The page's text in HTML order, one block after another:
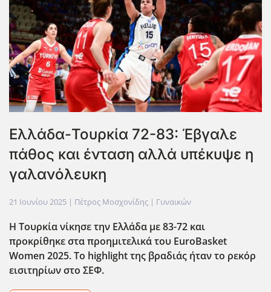
Ελλάδα-Τουρκία 72-83: Έβγαλε
πάθος και ένταση αλλά υπέκυψε η
γαλανόλευκη
21 Ιουνίου 2025 | Πέτρος Μοσχονίδης | Γυναικών
Η Τουρκία νίκησε την Ελλάδα με 83-72 και
προκρίθηκε στα προημιτελικά του EuroBasket
Women 2025. Το highlight της βραδιάς ήταν το ρεκόρ
εισιτηρίων στο ΣΕΦ.